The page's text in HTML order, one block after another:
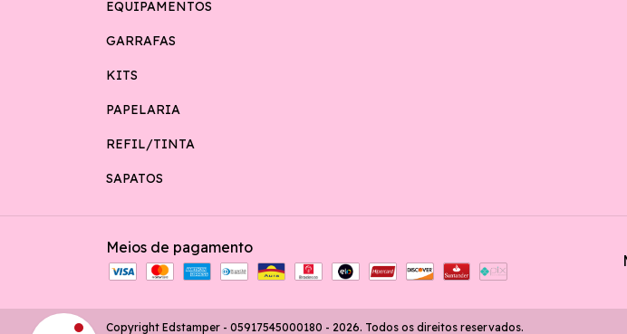
EQUIPAMENTOS
GARRAFAS
KITS
PAPELARIA
REFIL/TINTA
SAPATOS
Meios de pagamento
Copyright Edstamper - 05917545000180 - 2026. Todos os direitos reservados.